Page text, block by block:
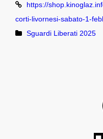
https://
corti-livornesi-sabato-1-
Sguardi Liberati 2025